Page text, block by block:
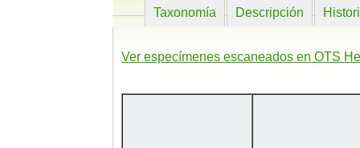
Taxonomía Descripción
Ver especímenes escaneados en OTS